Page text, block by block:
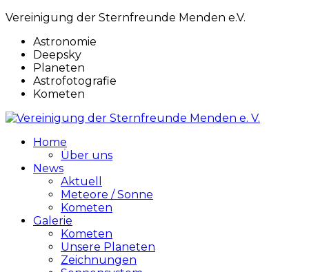
Vereinigung der Sternfreunde Menden e.V.
Astronomie
Deepsky
Planeten
Astrofotografie
Kometen
Home
Über uns
News
Aktuell
Meteore / Sonne
Kometen
Galerie
Kometen
Unsere Planeten
Zeichnungen